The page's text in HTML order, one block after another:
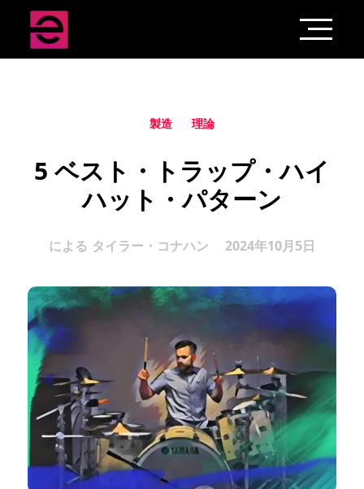
製造 理論
5 ベスト・トラップ・ハイ
ハット・パターン
による タイラー・コナハン 2024年10月5日